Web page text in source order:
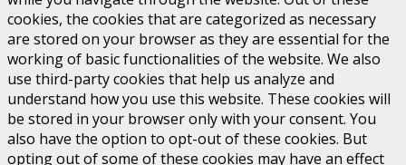
cookies, the cookies that are categorized as necessary
are stored on your browser as they are essential for the
working of basic functionalities of the website. We also
use third-party cookies that help us analyze and
understand how you use this website. These cookies will
be stored in your browser only with your consent. You
also have the option to opt-out of these cookies. But
opting out of some of these cookies may have an effect